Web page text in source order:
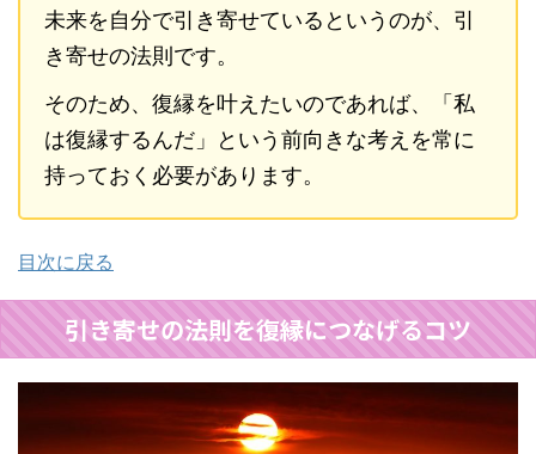
未来を自分で引き寄せているというのが、引
き寄せの法則です。
そのため、復縁を叶えたいのであれば、「私
は復縁するんだ」という前向きな考えを常に
持っておく必要があります。
目次に戻る
引き寄せの法則を復縁につなげるコツ